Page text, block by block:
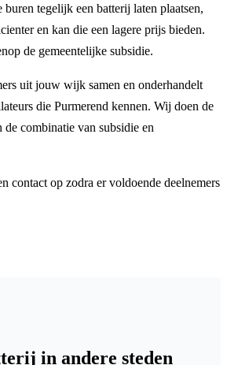
tegelijk een batterij laten plaatsen,
en kan die een lagere prijs bieden.
de gemeentelijke subsidie.
uit jouw wijk samen en onderhandelt
die Purmerend kennen. Wij doen de
combinatie van subsidie en
contact op zodra er voldoende deelnemers
in andere steden